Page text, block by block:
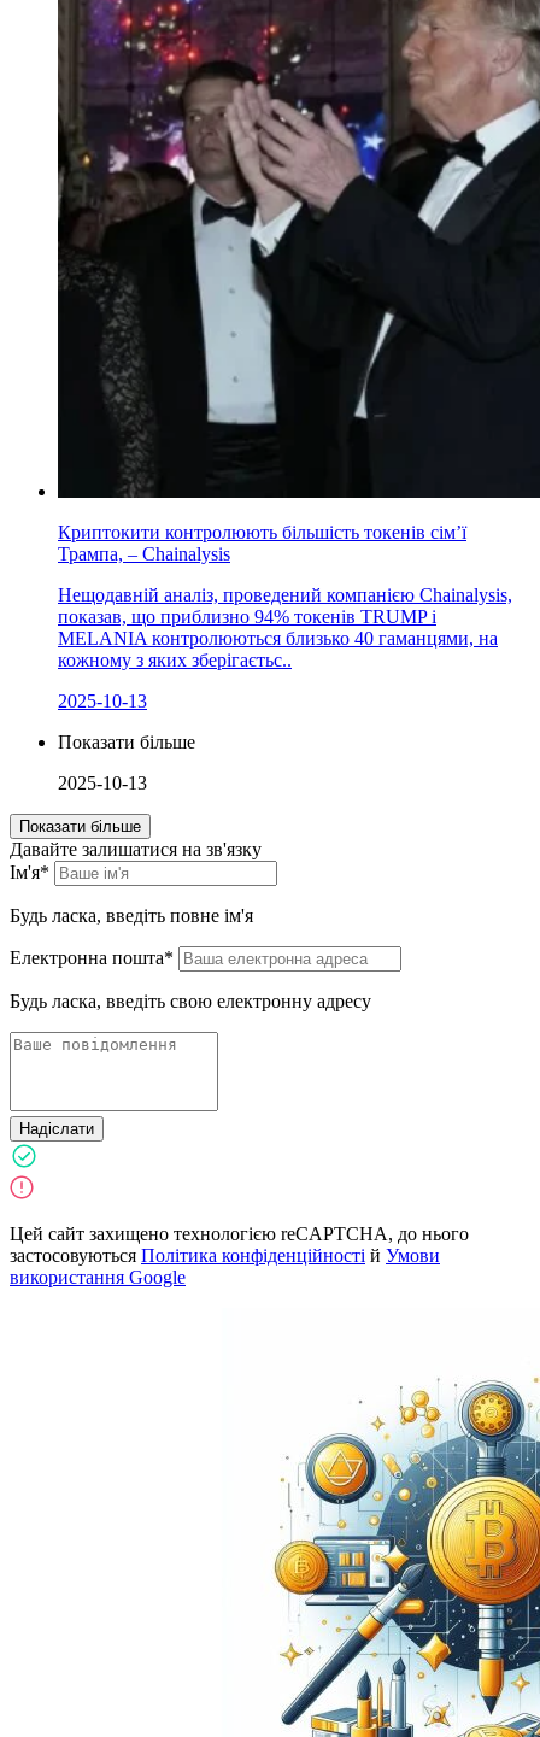
Криптокити контролюють більшість токенів сім’ї
Трампа, – Chainalysis
Нещодавній аналіз, проведений компанією Chainalysis,
показав, що приблизно 94% токенів TRUMP і
MELANIA контролюються близько 40 гаманцями, на
кожному з яких зберігаєтьс..
2025-10-13
Показати більше
2025-10-13
Показати більше
Давайте залишатися на зв'язку
Ім'я*
Будь ласка, введіть повне ім'я
Електронна пошта*
Будь ласка, введіть свою електронну адресу
Надіслати
Цей сайт захищено технологією reCAPTCHA, до нього
застосовуються Політика конфіденційності й Умови
використання Google